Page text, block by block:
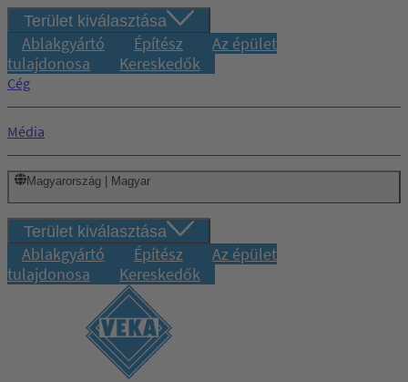
Terület kiválasztása
Ablakgyártó Építész
Az épület
tulajdonosa
Kereskedők
Cég
Média
Magyarország | Magyar
Terület kiválasztása
Ablakgyártó Építész
Az épület
tulajdonosa
Kereskedők